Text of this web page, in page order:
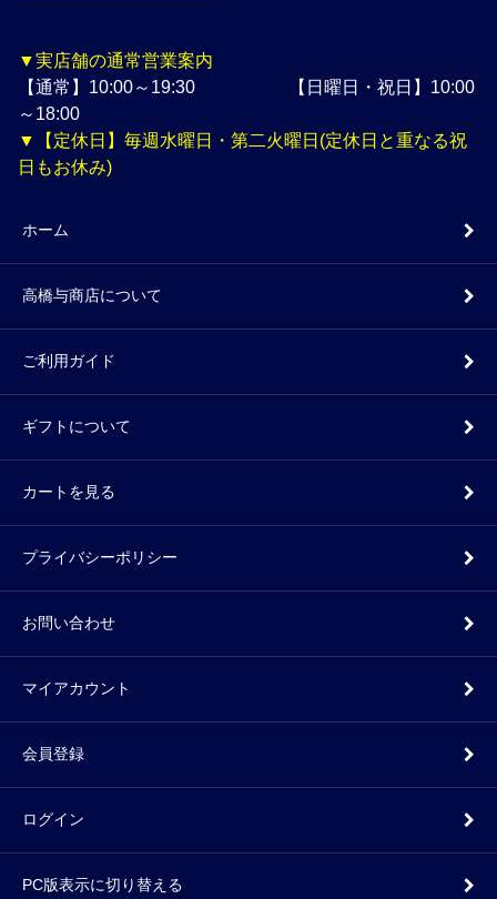
▼実店舗の通常営業案内
【通常】10:00～19:30 【日曜日・祝日】10:00
～18:00
▼【定休日】毎週水曜日・第二火曜日(定休日と重なる祝
日もお休み)
ホーム
高橋与商店について
ご利用ガイド
ギフトについて
カートを見る
プライバシーポリシー
お問い合わせ
マイアカウント
会員登録
ログイン
PC版表示に切り替える